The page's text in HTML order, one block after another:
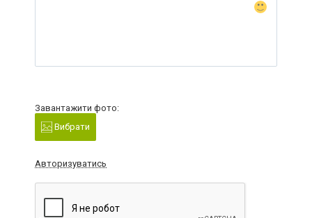
Завантажити фото:
Вибрати
Авторизуватись